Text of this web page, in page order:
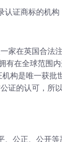
认证商标的机构
家在英国合法
有在全球范围
构是唯一获批
证的认可，所
、公正、公开等